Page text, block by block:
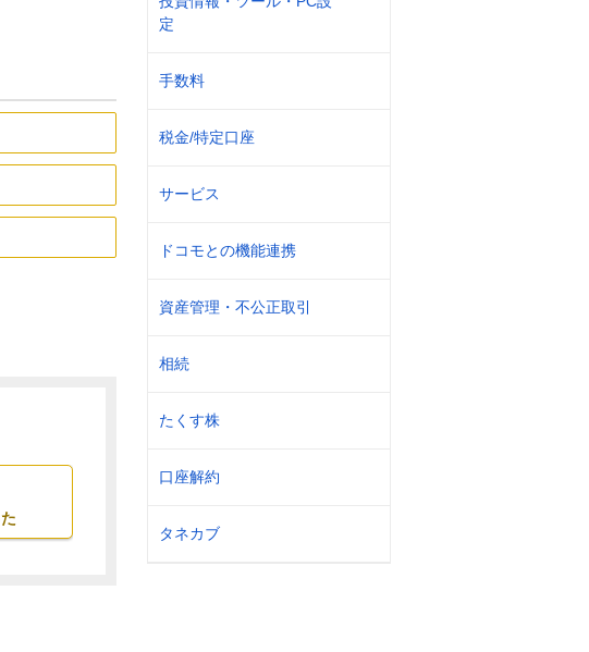
定
手数料
税金/特定口座
サービス
ドコモとの機能連携
資産管理・不公正取引
相続
たくす株
口座解約
タネカブ